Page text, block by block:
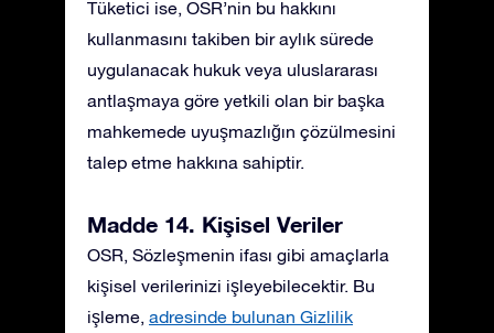
Tüketici ise, OSR’nin bu hakkını
kullanmasını takiben bir aylık sürede
uygulanacak hukuk veya uluslararası
antlaşmaya göre yetkili olan bir başka
mahkemede uyuşmazlığın çözülmesini
talep etme hakkına sahiptir.
Madde 14. Kişisel Veriler
OSR, Sözleşmenin ifası gibi amaçlarla
kişisel verilerinizi işleyebilecektir. Bu
işleme, adresinde bulunan Gizlilik